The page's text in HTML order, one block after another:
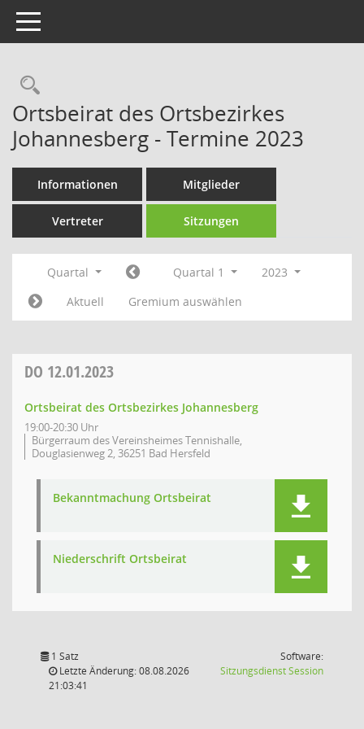
Toggle navigation
Rechercheauswahl
Ortsbeirat des Ortsbezirkes
Johannesberg - Termine 2023
Informationen Mitglieder
Vertreter Sitzungen
Quartal Quartal 1
2023
Aktuell
Gremium auswählen
DO 12.01.2023
Ortsbeirat des Ortsbezirkes Johannesberg
19:00-20:30 Uhr
Bürgerraum des Vereinsheimes Tennishalle,
Douglasienweg 2, 36251 Bad Hersfeld
Bekanntmachung Ortsbeirat
Niederschrift Ortsbeirat
1 Satz
Letzte Änderung: 08.08.2026
21:03:41
Software:
SitzungsdienstSession(Wird in